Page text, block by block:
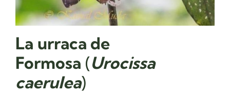
La urraca de
Formosa (Urocissa
caerulea)